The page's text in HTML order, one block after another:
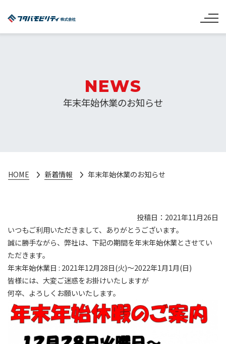
NEWS
年末年始休業のお知らせ
HOME 新着情報 年末年始休業のお知らせ
投稿日：2021年11月26日
いつもご利用いただきまして、ありがとうございます。
誠に勝手ながら、弊社は、下記の期間を年末年始休業とさせてい
ただきます。
年末年始休業日 : 2021年12月28日(火)～2022年1月1月(日)
皆様には、大変ご迷惑をお掛けいたしますが
何卒、よろしくお願いいたします。